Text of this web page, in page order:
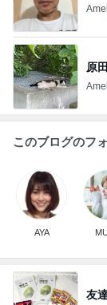
原
このブログのフ
AYA
友